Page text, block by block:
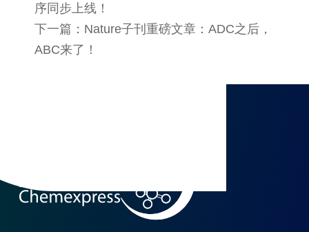
序同步上线！
下一篇：Nature子刊重磅文章：ADC之后，
ABC来了！